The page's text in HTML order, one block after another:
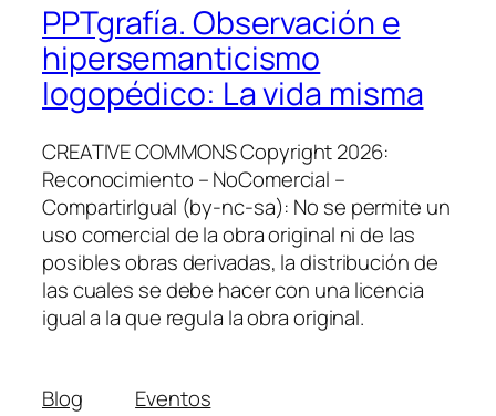
PPTgrafía. Observación e
hipersemanticismo
logopédico: La vida misma
CREATIVE COMMONS Copyright 2026:
Reconocimiento – NoComercial –
CompartirIgual (by-nc-sa): No se permite un
uso comercial de la obra original ni de las
posibles obras derivadas, la distribución de
las cuales se debe hacer con una licencia
igual a la que regula la obra original.
Blog
Eventos